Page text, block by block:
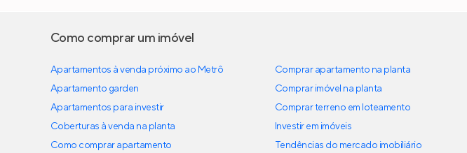
Como comprar um imóvel
Apartamentos à venda próximo ao Metrô
Apartamento garden
Apartamentos para investir
Coberturas à venda na planta
Como comprar apartamento
Comprar apartamento na planta
Comprar imóvel na planta
Comprar terreno em loteamento
Investir em imóveis
Tendências do mercado imobiliário